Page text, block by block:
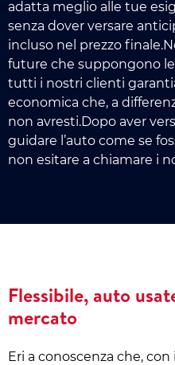
adatta meglio alle tue
senza dover versare
incluso nel prezzo
future che suppongono
tutti i nostri clienti
economica che, a
non avresti.Dopo aver
guidare l’auto come se
non esitare a chiamare i
Flessibile, auto
mercato
Eri a conoscenza che,